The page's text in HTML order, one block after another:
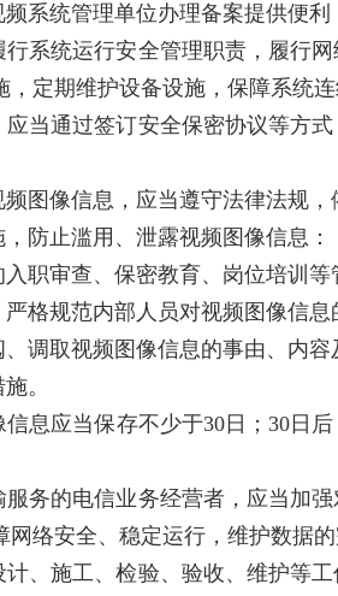
系统管理单位办理备案提供便
统运行安全管理职责，履行
定期维护设备设施，保障系统
当通过签订安全保密协议等方
像信息，应当遵守法律法规，
防止滥用、泄露视频图像信息：
职审查、保密教育、岗位培训等
格规范内部人员对视频图像信息
调取视频图像信息的事由、内
。
息应当保存不少于30日；30日
务的电信业务经营者，应当加
络安全、稳定运行，维护数据的
、施工、检验、验收、维护等